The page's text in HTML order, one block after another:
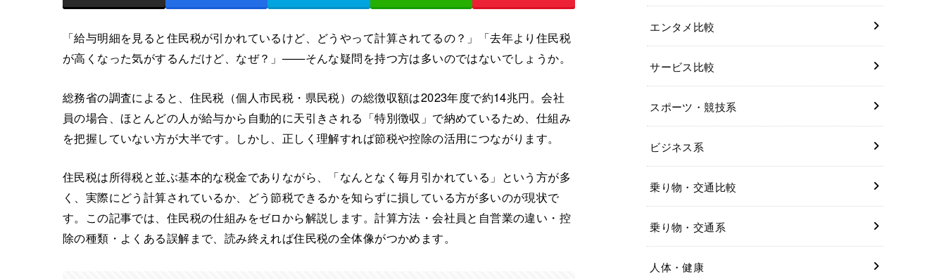
「給与明細を見ると住民税が引かれているけど、どうやって計算されてるの？」「去年より住民税
が高くなった気がするんだけど、なぜ？」——そんな疑問を持つ方は多いのではないでしょうか。
総務省の調査によると、住民税（個人市民税・県民税）の総徴収額は2023年度で約14兆円。会社
員の場合、ほとんどの人が給与から自動的に天引きされる「特別徴収」で納めているため、仕組み
を把握していない方が大半です。しかし、正しく理解すれば節税や控除の活用につながります。
住民税は所得税と並ぶ基本的な税金でありながら、「なんとなく毎月引かれている」という方が多
く、実際にどう計算されているか、どう節税できるかを知らずに損している方が多いのが現状で
す。この記事では、住民税の仕組みをゼロから解説します。計算方法・会社員と自営業の違い・控
除の種類・よくある誤解まで、読み終えれば住民税の全体像がつかめます。
エンタメ比較
サービス比較
スポーツ・競技系
ビジネス系
乗り物・交通比較
乗り物・交通系
人体・健康